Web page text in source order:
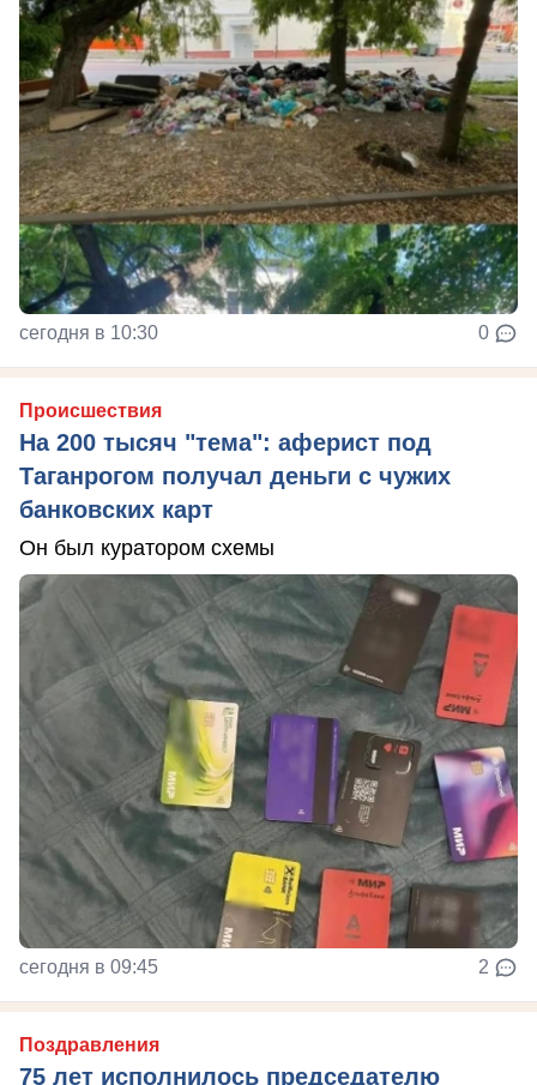
сегодня в 10:30 0
Происшествия
На 200 тысяч "тема": аферист под
Таганрогом получал деньги с чужих
банковских карт
Он был куратором схемы
сегодня в 09:45 2
Поздравления
75 лет исполнилось председателю